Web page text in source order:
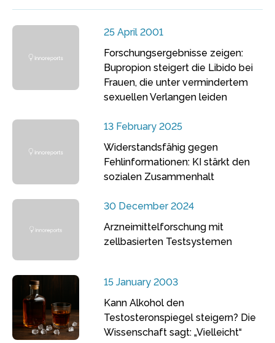
25 April 2001
Forschungsergebnisse zeigen:
Bupropion steigert die Libido bei
Frauen, die unter vermindertem
sexuellen Verlangen leiden
13 February 2025
Widerstandsfähig gegen
Fehlinformationen: KI stärkt den
sozialen Zusammenhalt
30 December 2024
Arzneimittelforschung mit
zellbasierten Testsystemen
15 January 2003
Kann Alkohol den
Testosteronspiegel steigern? Die
Wissenschaft sagt: „Vielleicht“